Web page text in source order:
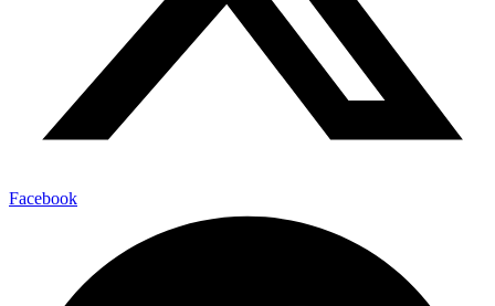
Facebook